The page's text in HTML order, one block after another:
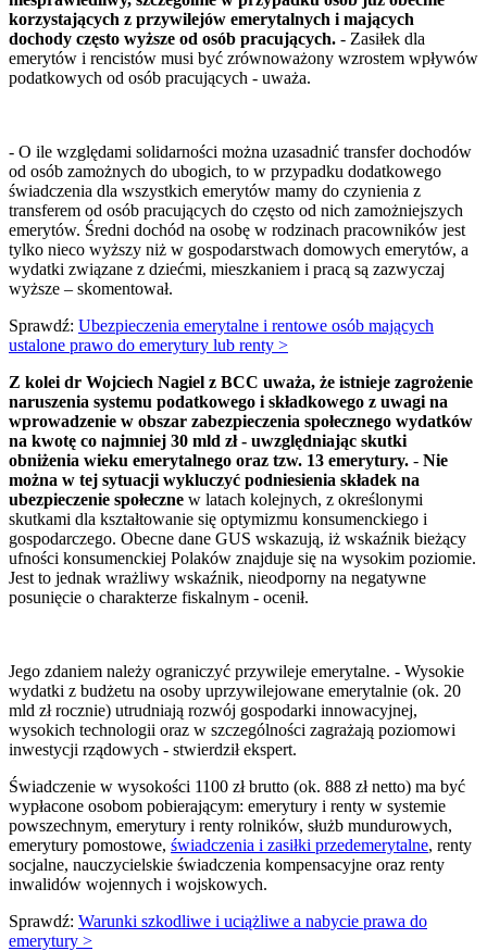
korzystających z przywilejów emerytalnych i mających
dochody często wyższe od osób pracujących. - Zasiłek dla
emerytów i rencistów musi być zrównoważony wzrostem wpływów
podatkowych od osób pracujących - uważa.
- O ile względami solidarności można uzasadnić transfer dochodów
od osób zamożnych do ubogich, to w przypadku dodatkowego
świadczenia dla wszystkich emerytów mamy do czynienia z
transferem od osób pracujących do często od nich zamożniejszych
emerytów. Średni dochód na osobę w rodzinach pracowników jest
tylko nieco wyższy niż w gospodarstwach domowych emerytów, a
wydatki związane z dziećmi, mieszkaniem i pracą są zazwyczaj
wyższe – skomentował.
Sprawdź: Ubezpieczenia emerytalne i rentowe osób mających
ustalone prawo do emerytury lub renty >
Z kolei dr Wojciech Nagiel z BCC uważa, że istnieje zagrożenie
naruszenia systemu podatkowego i składkowego z uwagi na
wprowadzenie w obszar zabezpieczenia społecznego wydatków
na kwotę co najmniej 30 mld zł - uwzględniając skutki
obniżenia wieku emerytalnego oraz tzw. 13 emerytury. - Nie
można w tej sytuacji wykluczyć podniesienia składek na
ubezpieczenie społeczne w latach kolejnych, z określonymi
skutkami dla kształtowanie się optymizmu konsumenckiego i
gospodarczego. Obecne dane GUS wskazują, iż wskaźnik bieżący
ufności konsumenckiej Polaków znajduje się na wysokim poziomie.
Jest to jednak wrażliwy wskaźnik, nieodporny na negatywne
posunięcie o charakterze fiskalnym - ocenił.
Jego zdaniem należy ograniczyć przywileje emerytalne. - Wysokie
wydatki z budżetu na osoby uprzywilejowane emerytalnie (ok. 20
mld zł rocznie) utrudniają rozwój gospodarki innowacyjnej,
wysokich technologii oraz w szczególności zagrażają poziomowi
inwestycji rządowych - stwierdził ekspert.
Świadczenie w wysokości 1100 zł brutto (ok. 888 zł netto) ma być
wypłacone osobom pobierającym: emerytury i renty w systemie
powszechnym, emerytury i renty rolników, służb mundurowych,
emerytury pomostowe, świadczenia i zasiłki przedemerytalne, renty
socjalne, nauczycielskie świadczenia kompensacyjne oraz renty
inwalidów wojennych i wojskowych.
Sprawdź: Warunki szkodliwe i uciążliwe a nabycie prawa do
emerytury >